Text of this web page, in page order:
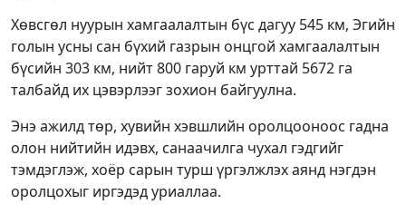
Хөвсгөл нуурын хамгаалалтын бүс дагуу 545 км, Эгийн
голын усны сан бүхий газрын онцгой хамгаалалтын
бүсийн 303 км, нийт 800 гаруй км урттай 5672 га
талбайд их цэвэрлээг зохион байгуулна.
Энэ ажилд төр, хувийн хэвшлийн оролцооноос гадна
олон нийтийн идэвх, санаачилга чухал гэдгийг
тэмдэглэж, хоёр сарын турш үргэлжлэх аянд нэгдэн
оролцохыг иргэдэд уриаллаа.